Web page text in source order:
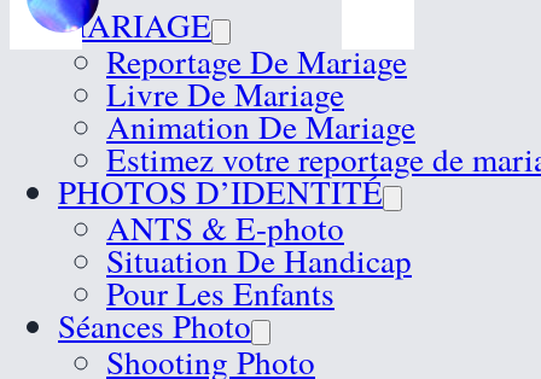
MARIAGE
Reportage De Mariage
Livre De Mariage
Animation De Mariage
Estimez votre reportage de
PHOTOS D’IDENTITÉ
ANTS & E-photo
Situation De Handicap
Pour Les Enfants
Séances Photo
Shooting Photo